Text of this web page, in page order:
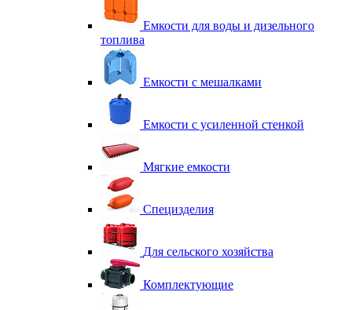
Емкости для воды и дизельного
топлива
Емкости с мешалками
Емкости с усиленной стенкой
Мягкие емкости
Специзделия
Для сельского хозяйства
Комплектующие